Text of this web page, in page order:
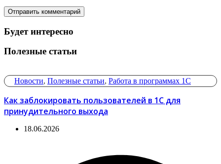
Будет интересно
Полезные статьи
Новости, Полезные статьи, Работа в программах 1С
Как заблокировать пользователей в 1С для
принудительного выхода
18.06.2026